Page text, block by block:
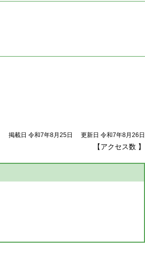
掲載日 令和7年8月25日 更新日 令和7年8月26日
【アクセス数 】